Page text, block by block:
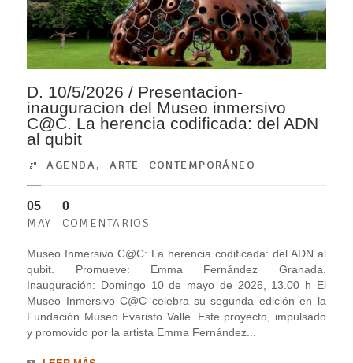
D. 10/5/2026 / Presentacion-
inauguracion del Museo inmersivo
C@C. La herencia codificada: del ADN
al qubit
AGENDA,ARTE CONTEMPORÁNEO
05
MAY
0
COMENTARIOS
Museo Inmersivo C@C: La herencia codificada: del ADN al
qubit. Promueve: Emma Fernández Granada.
Inauguración: Domingo 10 de mayo de 2026, 13.00 h El
Museo Inmersivo C@C celebra su segunda edición en la
Fundación Museo Evaristo Valle. Este proyecto, impulsado
y promovido por la artista Emma Fernández...